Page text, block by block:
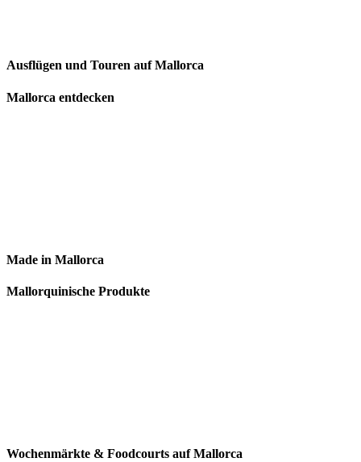
Ausflügen und Touren auf Mallorca
Mallorca entdecken
Made in Mallorca
Mallorquinische Produkte
Wochenmärkte & Foodcourts auf Mallorca